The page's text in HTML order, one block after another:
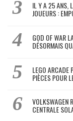
IL Y A 25 ANS,
JOUEURS :
GOD OF WAR
DÉSORMAIS
LEGO ARCADE
PIÈCES POUR
VOLKSWAGEN
CENTRALE